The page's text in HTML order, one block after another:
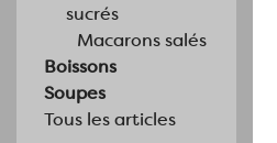
sucrés
Macarons salés
Boissons
Soupes
Tous les articles